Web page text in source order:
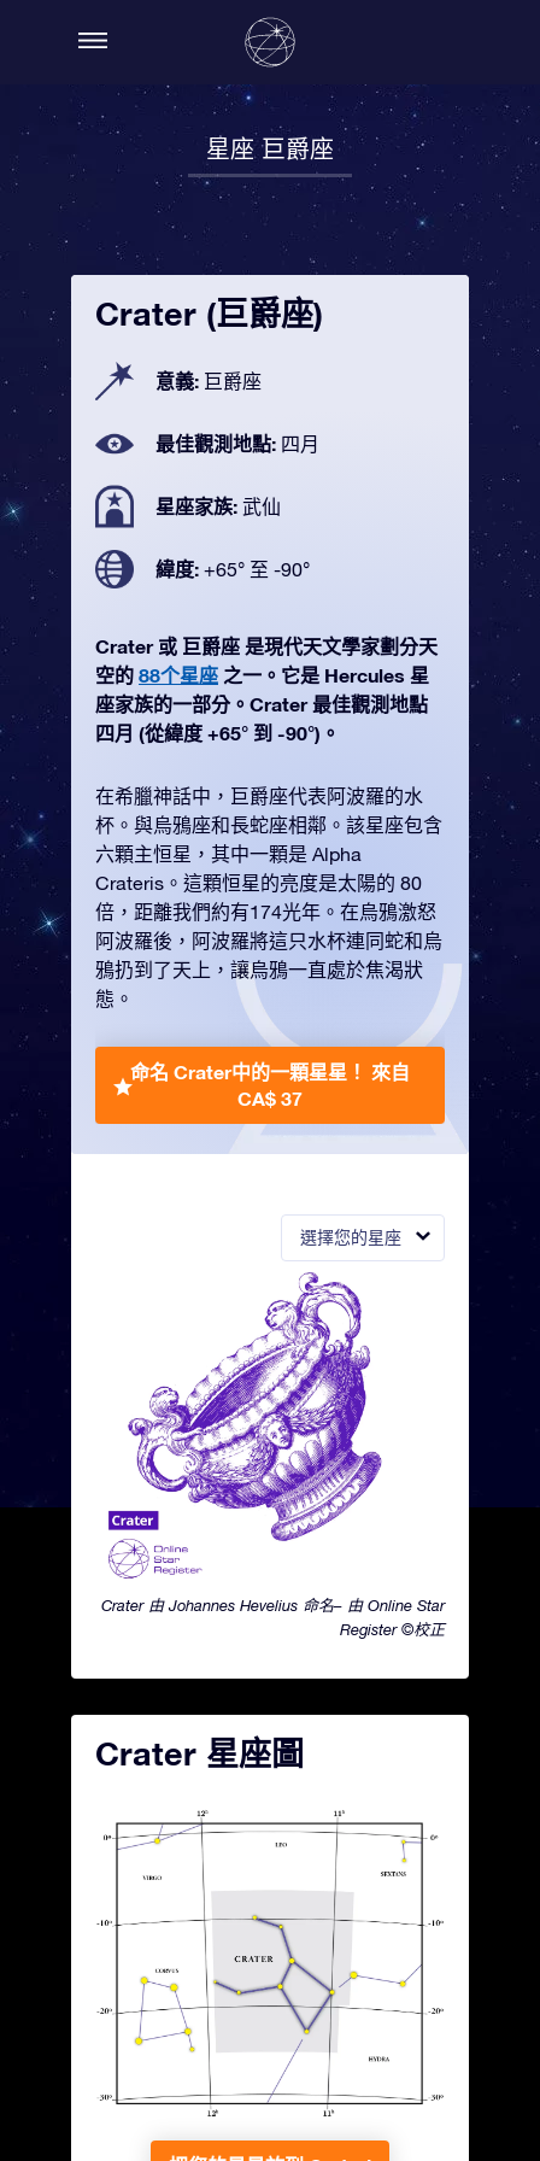
星座 巨爵座
選擇您的星座
Crater 由 Johannes Hevelius 命名– 由 Online Star
Register ©校正
Crater (巨爵座)
意義: 巨爵座
最佳觀測地點: 四月
星座家族: 武仙
緯度: +65° 至 -90°
Crater 或 巨爵座 是現代天文學家劃分天
空的 88个星座 之一。它是 Hercules 星
座家族的一部分。Crater 最佳觀測地點
四月 (從緯度 +65° 到 -90°)。
在希臘神話中，巨爵座代表阿波羅的水
杯。與烏鴉座和長蛇座相鄰。該星座包含
六顆主恒星，其中一顆是 Alpha
Crateris。這顆恒星的亮度是太陽的 80
倍，距離我們約有174光年。在烏鴉激怒
阿波羅後，阿波羅將這只水杯連同蛇和烏
鴉扔到了天上，讓烏鴉一直處於焦渴狀
態。
命名 Crater中的一顆星星！ 來自
CA$ 37
Crater 星座圖